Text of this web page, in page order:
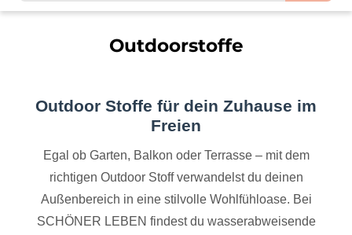
Outdoorstoffe
Outdoor Stoffe für dein Zuhause im
Freien
Egal ob Garten, Balkon oder Terrasse – mit dem
richtigen Outdoor Stoff verwandelst du deinen
Außenbereich in eine stilvolle Wohlfühloase. Bei
SCHÖNER LEBEN findest du wasserabweisende